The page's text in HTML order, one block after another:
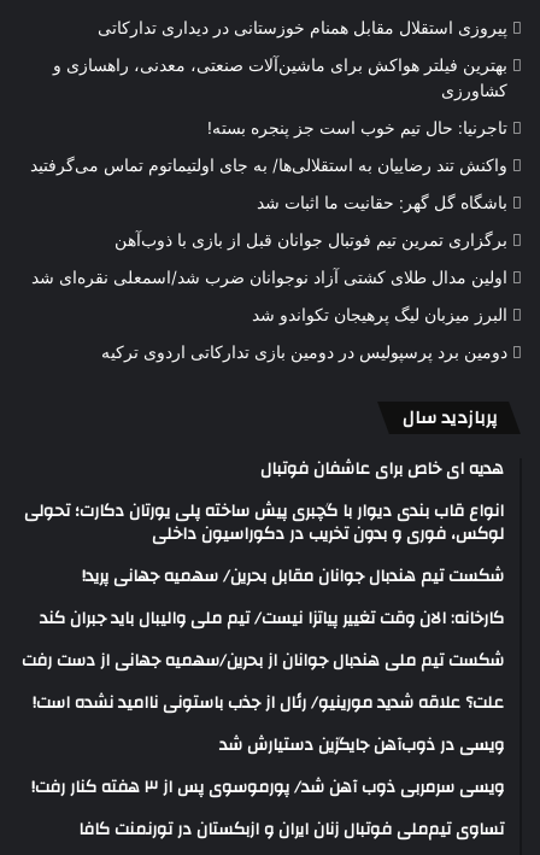
پیروزی استقلال مقابل همنام خوزستانی در دیداری تدارکاتی
بهترین فیلتر هواکش برای ماشین‌آلات صنعتی، معدنی، راهسازی و
کشاورزی
تاجرنیا: حال تیم خوب است جز پنجره بسته!
واکنش تند رضاییان به استقلالی‌ها/ به جای اولتیماتوم تماس می‌گرفتید
باشگاه گل گهر: حقانیت ما اثبات شد
برگزاری تمرین تیم فوتبال جوانان قبل از بازی با ذوب‌آهن
اولین مدال طلای کشتی آزاد نوجوانان ضرب شد/اسمعلی نقره‌ای شد
البرز میزبان لیگ پرهیجان تکواندو شد
دومین برد پرسپولیس در دومین بازی تدارکاتی اردوی ترکیه
پربازدید سال
هدیه ای خاص برای عاشفان فوتبال
انواع قاب بندی دیوار با گچبری پیش ساخته پلی یورتان دکارت؛ تحولی
لوکس، فوری و بدون تخریب در دکوراسیون داخلی
شکست تیم هندبال جوانان مقابل بحرین/ سهمیه جهانی پرید!
کارخانه: الان وقت تغییر پیاتزا نیست/ تیم ملی والیبال باید جبران کند
شکست تیم ملی هندبال جوانان از بحرین/سهمیه جهانی از دست رفت
علت؟ علاقه شدید مورینیو/ رئال از جذب باستونی ناامید نشده است!
ویسی در ذوب‌آهن جایگزین دستیارش شد
ویسی سرمربی ذوب آهن شد/ پورموسوی پس از ۳ هفته کنار رفت!
تساوی تیم‌ملی فوتبال زنان ایران و ازبکستان در تورنمنت کافا